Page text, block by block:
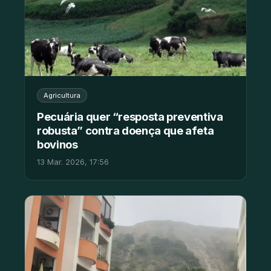
Agricultura
Pecuária quer “resposta preventiva
robusta” contra doença que afeta
bovinos
13 Mar. 2026, 17:56